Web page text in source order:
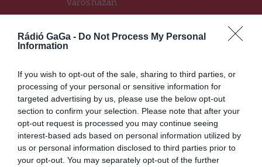
Rádió GaGa - Do Not Process My Personal
Information
If you wish to opt-out of the sale, sharing to third parties, or
processing of your personal or sensitive information for
targeted advertising by us, please use the below opt-out
section to confirm your selection. Please note that after your
opt-out request is processed you may continue seeing
interest-based ads based on personal information utilized by
us or personal information disclosed to third parties prior to
your opt-out. You may separately opt-out of the further
városházán
Ez is érdekelheti
HÍRLISTA
Az ismert forgatókönyvek
szerint nyitnak az iskolák